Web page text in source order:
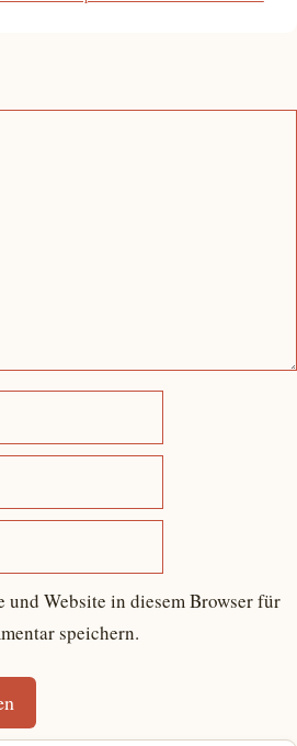
und Website in diesem Browser für
speichern.